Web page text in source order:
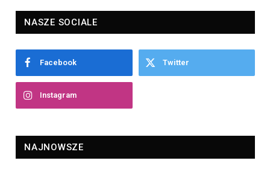
NASZE SOCIALE
Facebook Twitter
Instagram
NAJNOWSZE